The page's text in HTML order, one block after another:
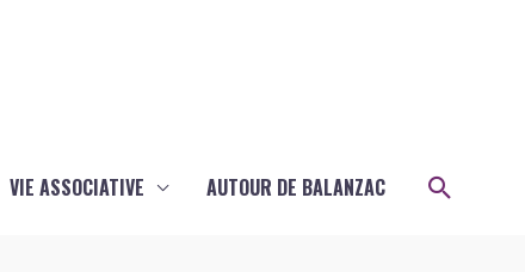
VIE ASSOCIATIVE AUTOUR DE BALANZAC